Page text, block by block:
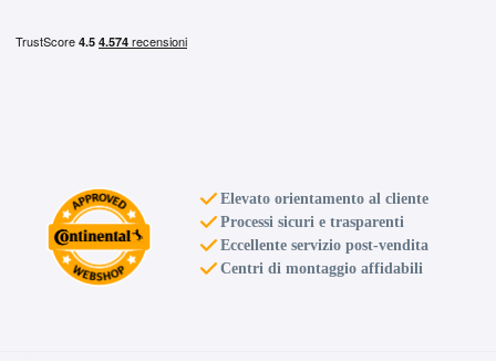
Elevato orientamento al cliente
Processi sicuri e trasparenti
Eccellente servizio post-vendita
Centri di montaggio affidabili